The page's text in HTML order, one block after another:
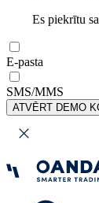
Es piekrītu
E-pasta
SMS/MMS
ATVĒRT DEMO